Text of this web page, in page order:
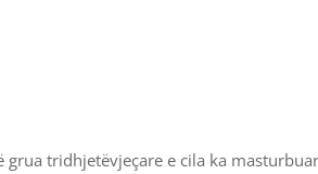
tridhjetëvjeçare e cila ka